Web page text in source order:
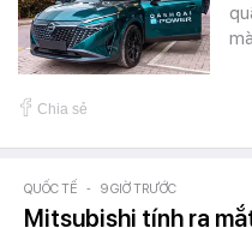
Chia sẻ
QUỐC TẾ - 9 GIỜ TRƯỚC
Mitsubishi tính ra